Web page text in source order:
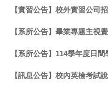
【實習公告】校外實習公司
【系所公告】畢業專題主視
【系所公告】114學年度日
【訊息公告】校內英檢考試